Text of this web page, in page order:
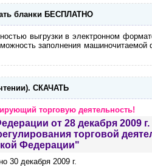
бланки БЕСПЛАТНО
выгрузки в электронном
заполнения
СКАЧАТЬ
торговую деятельность!
от 28 декабря 2009
торговой
Федерации"
30 декабря 2009 г.